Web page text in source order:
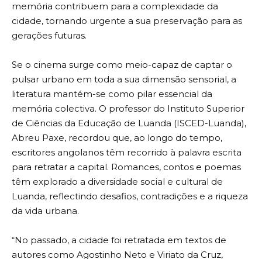
memória contribuem para a complexidade da
cidade, tornando urgente a sua preservação para as
gerações futuras.
Se o cinema surge como meio-capaz de captar o
pulsar urbano em toda a sua dimensão sensorial, a
literatura mantém-se como pilar essencial da
memória colectiva. O professor do Instituto Superior
de Ciências da Educação de Luanda (ISCED-Luanda),
Abreu Paxe, recordou que, ao longo do tempo,
escritores angolanos têm recorrido à palavra escrita
para retratar a capital. Romances, contos e poemas
têm explorado a diversidade social e cultural de
Luanda, reflectindo desafios, contradições e a riqueza
da vida urbana.
“No passado, a cidade foi retratada em textos de
autores como Agostinho Neto e Viriato da Cruz,